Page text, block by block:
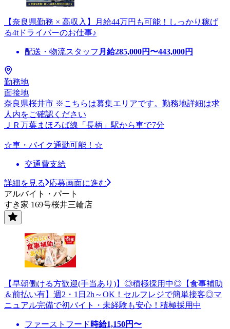
【奈良県勤務 × 高収入】月給44万円も可能！しっかり稼げ
る4tドライバーのお仕事♪
配送・物流スタッフ 月給285,000円〜443,000円
勤務地
面接地
奈良県桜井市 ※こちらは募集エリアです。勤務地詳細は求
人内をご確認ください
ＪＲ万葉まほろば線「長柄」駅から車で7分
☆車・バイク通勤可能！☆
交通費支給
詳細を見る
応募画面に進む
アルバイト・パート
すき家 169号桜井三輪店
【早朝働ける方歓迎(手当あり)】◎積極採用中◎【食事補助
＆前払い有】週2・1日2h～OK！セルフレジで簡単接客◎マ
ニュアル完備で初バイト・未経験も安心！積極採用中
ファーストフード 時給1,150円〜